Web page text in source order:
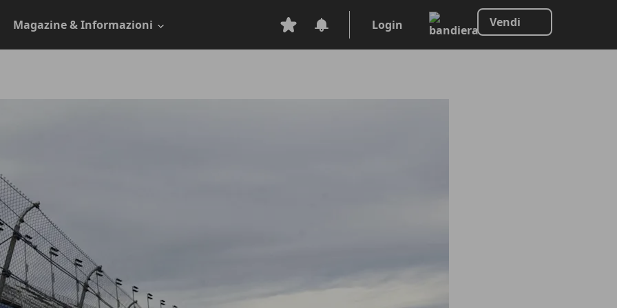
Magazine & Informazioni Login Vendi